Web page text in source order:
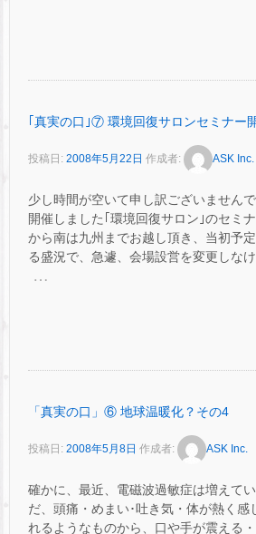
｢真実の口｣⑦ 環境回復サロンセミナー
投稿日: 2008年5月22日 作成者: ASK Inc.
少し時間が空いて申し訳ございません
開催しました｢環境回復サロン｣のセミ
から南は九州までお越し頂き、当初予
る盛況で、急遽、会場設営を変更しな
…
「真実の口」⑥ 地球温暖化？その4
投稿日: 2008年5月8日 作成者: ASK Inc.
確かに、最近、電磁波過敏症は増えて
だ、頭痛・めまい･吐き気・体が熱く感
れるようなものから、口や手が震える